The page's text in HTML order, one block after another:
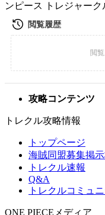
ンピース トレジャーク
攻略コンテンツ
トレクル攻略情報
トップページ
海賊同盟募集掲
トレクル速報
Q&A
トレクルコミュ
ONE PIECEメディア